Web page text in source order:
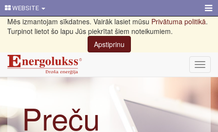
WEBSITE
Mēs izmantojam sīkdatnes. Vairāk lasiet mūsu Privātuma politikā.
Turpinot lietot šo lapu Jūs piekrītat šiem noteikumiem.
Apstiprinu
Preču